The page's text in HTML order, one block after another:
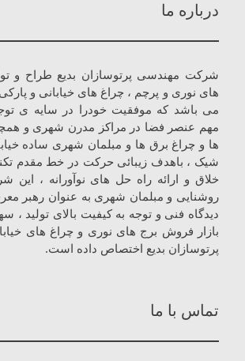
درباره ما
شرکت مهندسی پرتوسازان بدیع طراح و
های نوری و پرچم ، چراغ های خیابانی و
می باشد که موفقیت خودرا در سایه ی
مهم عنصر فضا در مراکز مدرن شهری و
ها و چراغ برق ها و مبلمان شهری ساده
شیک ، باهدف زیبائی حرکت در خط مقدم
خلاق و ارائه راه حل های نوآورانه ،
روشنایی و مبلمان شهری به عنوان رهبر
دیدگاه فنی و توجه به کیفیت بالای تولید ،
بازار فروش برج های نوری و چراغ های
پرتوسازان بدیع اختصاص داده است.
تماس با ما